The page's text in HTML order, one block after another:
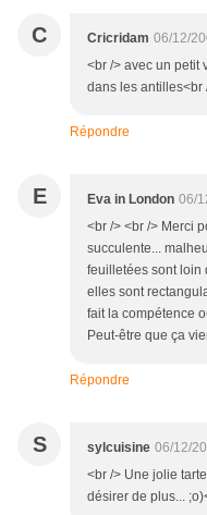
C Cricridam 06/12/
<br /> avec un petit
dans les antilles<br
Répondre
E Eva in London 06/
<br /> <br /> Merci
succulente...
feuilletées sont loin
elles sont
fait la compétence
Peut-être que ça
Répondre
S sylcuisine 06/12/
<br /> Une jolie
désirer de plus...